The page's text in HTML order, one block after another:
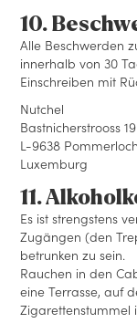
10.
Alle Beschwerden
innerhalb von 30
Einschreiben mit
Nutchel
Bastnicherstrooss 19
L-9638 Pommerloch
Luxemburg
11.
Es ist strengstens
Zugängen (den
betrunken zu sein.
Rauchen in den
eine Terrasse, auf
Zigarettenstummel